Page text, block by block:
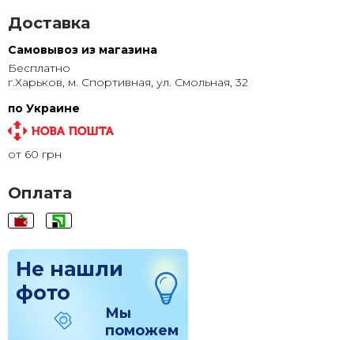
110x110
Доставка
Самовывоз из магазина
Бесплатно
г.Харьков, м. Спортивная, ул. Смольная, 32
по Украине
от 60 грн
Оплата
Не нашли
фото
Мы
поможем